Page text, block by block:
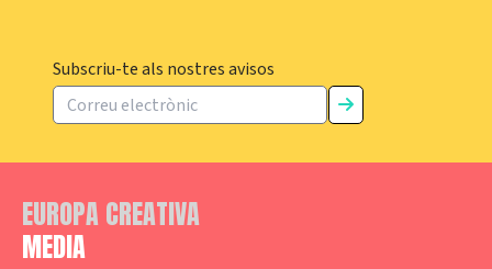
Subscriu-te als nostres avisos
EUROPA CREATIVA
MEDIA